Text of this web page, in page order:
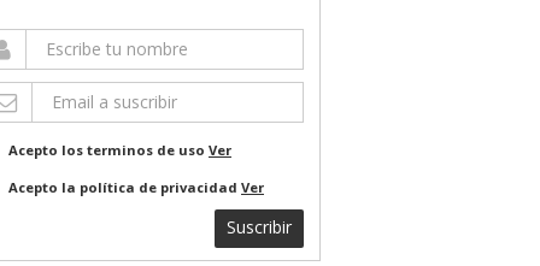
Acepto los terminos de uso Ver
Acepto la política de privacidad Ver
Suscribir